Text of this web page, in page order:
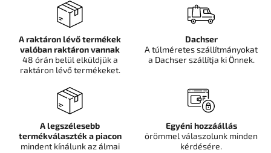
A raktáron lévő termékek
valóban raktáron vannak
48 órán belül elküldjük a
raktáron lévő termékeket.
Dachser
A túlméretes szállítmányokat
a Dachser szállítja ki Önnek.
A legszélesebb
termékválaszték a piacon
mindent kínálunk az álmai
Egyéni hozzáállás
örömmel válaszolunk minden
kérdésére.